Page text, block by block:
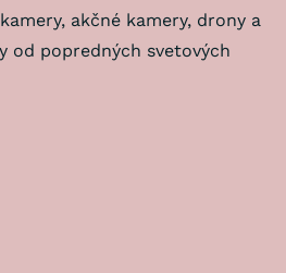
akčné kamery, drony a
od popredných svetových